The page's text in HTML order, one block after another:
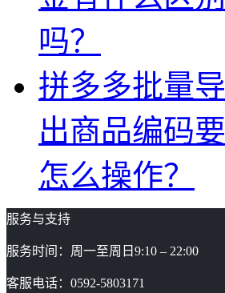
吗？
拼多多批量导
出商品编码要
怎么操作？
服务与支持
服务时间：周一至周日9:10 – 22:00
客服电话：0592-5803171